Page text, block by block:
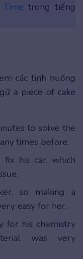
trong tiếng
các tình huống
a piece of cake
to solve the
times before.
his car, which
so making a
easy for her.
for his chemistry
was very